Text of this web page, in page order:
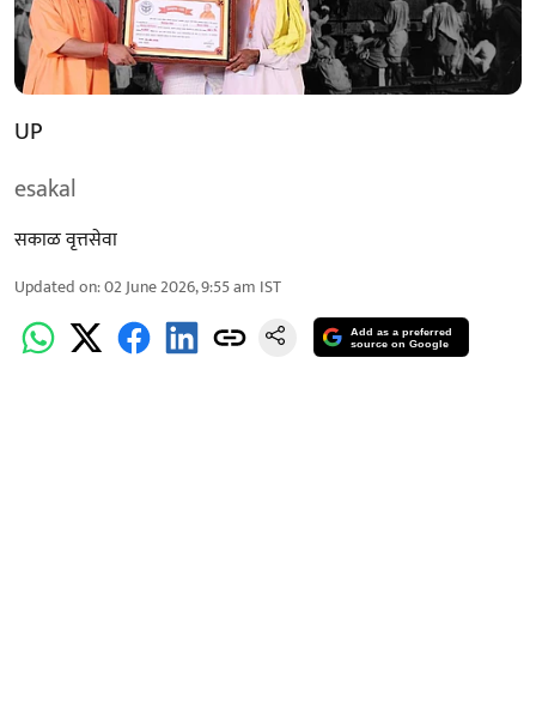
UP
esakal
सकाळ वृत्तसेवा
Updated on:02 June 2026, 9:55 am IST
Add as a preferred
source on Google